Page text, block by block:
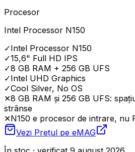
Procesor
Intel Processor N150
✓Intel Processor N150
✓15,6" Full HD IPS
✓8 GB RAM + 256 GB UFS
✓Intel UHD Graphics
✓Cool Silver, No OS
✕8 GB RAM și 256 GB UFS:
strânse
✕N150 e procesor de intrare, nu
Vezi Prețul pe eMAG